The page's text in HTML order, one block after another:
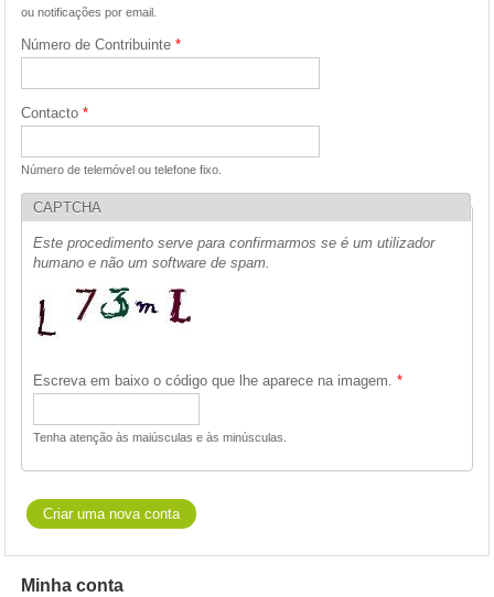
ou notificações por email.
Número de Contribuinte *
Contacto *
Número de telemóvel ou telefone fixo.
CAPTCHA
Este procedimento serve para confirmarmos se é um utilizador
humano e não um software de spam.
Escreva em baixo o código que lhe aparece na imagem. *
Tenha atenção às maiúsculas e às minúsculas.
Minha conta